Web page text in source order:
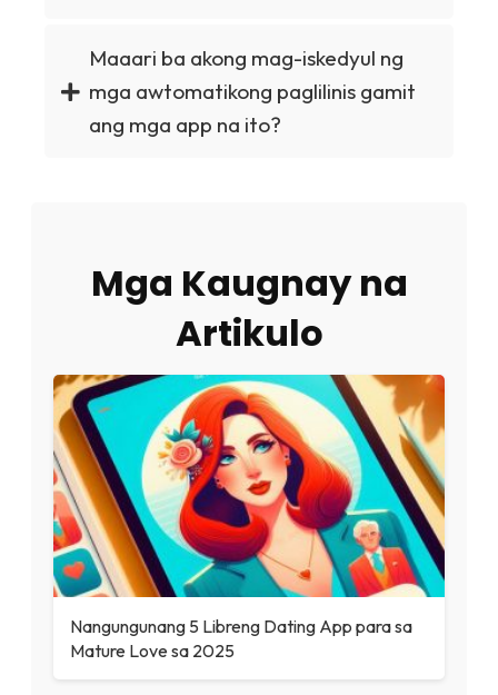
Maaari ba akong mag-iskedyul ng
mga awtomatikong paglilinis gamit
ang mga app na ito?
Mga Kaugnay na
Artikulo
Nangungunang 5 Libreng Dating App para sa
Mature Love sa 2025